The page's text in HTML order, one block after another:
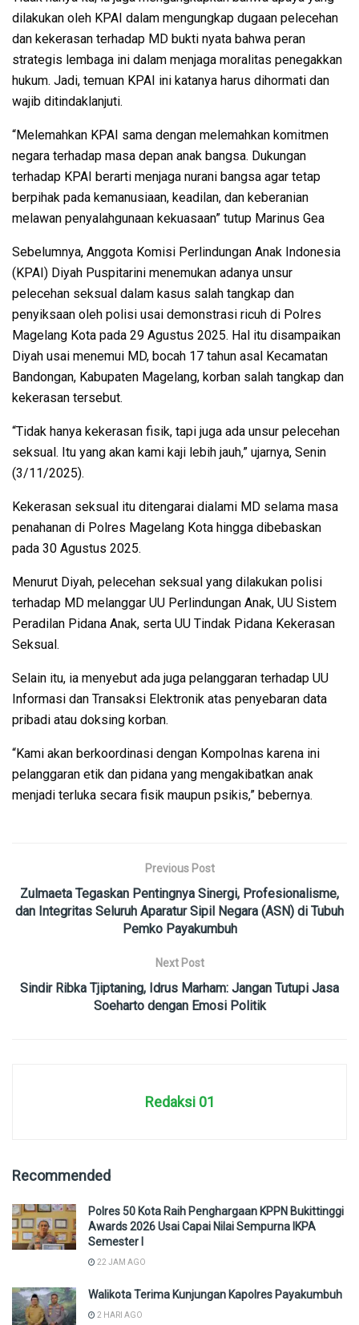
dilakukan oleh KPAI dalam mengungkap dugaan pelecehan
dan kekerasan terhadap MD bukti nyata bahwa peran
strategis lembaga ini dalam menjaga moralitas penegakkan
hukum. Jadi, temuan KPAI ini katanya harus dihormati dan
wajib ditindaklanjuti.
“Melemahkan KPAI sama dengan melemahkan komitmen
negara terhadap masa depan anak bangsa. Dukungan
terhadap KPAI berarti menjaga nurani bangsa agar tetap
berpihak pada kemanusiaan, keadilan, dan keberanian
melawan penyalahgunaan kekuasaan” tutup Marinus Gea
Sebelumnya, Anggota Komisi Perlindungan Anak Indonesia
(KPAI) Diyah Puspitarini menemukan adanya unsur
pelecehan seksual dalam kasus salah tangkap dan
penyiksaan oleh polisi usai demonstrasi ricuh di Polres
Magelang Kota pada 29 Agustus 2025. Hal itu disampaikan
Diyah usai menemui MD, bocah 17 tahun asal Kecamatan
Bandongan, Kabupaten Magelang, korban salah tangkap dan
kekerasan tersebut.
“Tidak hanya kekerasan fisik, tapi juga ada unsur pelecehan
seksual. Itu yang akan kami kaji lebih jauh,” ujarnya, Senin
(3/11/2025).
Kekerasan seksual itu ditengarai dialami MD selama masa
penahanan di Polres Magelang Kota hingga dibebaskan
pada 30 Agustus 2025.
Menurut Diyah, pelecehan seksual yang dilakukan polisi
terhadap MD melanggar UU Perlindungan Anak, UU Sistem
Peradilan Pidana Anak, serta UU Tindak Pidana Kekerasan
Seksual.
Selain itu, ia menyebut ada juga pelanggaran terhadap UU
Informasi dan Transaksi Elektronik atas penyebaran data
pribadi atau doksing korban.
“Kami akan berkoordinasi dengan Kompolnas karena ini
pelanggaran etik dan pidana yang mengakibatkan anak
menjadi terluka secara fisik maupun psikis,” bebernya.
Previous Post
Zulmaeta Tegaskan Pentingnya Sinergi, Profesionalisme,
dan Integritas Seluruh Aparatur Sipil Negara (ASN) di Tubuh
Pemko Payakumbuh
Next Post
Sindir Ribka Tjiptaning, Idrus Marham: Jangan Tutupi Jasa
Soeharto dengan Emosi Politik
Redaksi 01
Recommended
Polres 50 Kota Raih Penghargaan KPPN Bukittinggi
Awards 2026 Usai Capai Nilai Sempurna IKPA
Semester I
22 JAM AGO
Walikota Terima Kunjungan Kapolres Payakumbuh
2 HARI AGO